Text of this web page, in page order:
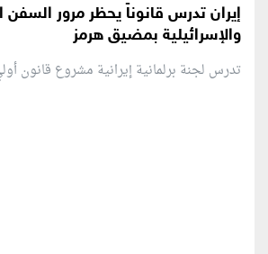
إيران تدرس قانوناً يحظر مرور السفن
والإسرائيلية بمضيق هرمز
تدرس لجنة برلمانية إيرانية مشروع قانون